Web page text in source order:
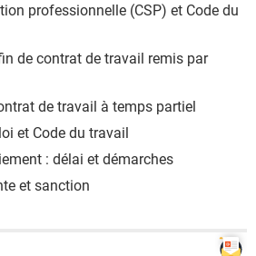
professionnelle (CSP) et Code du
de contrat de travail remis par
de travail à temps partiel
et Code du travail
: délai et démarches
et sanction